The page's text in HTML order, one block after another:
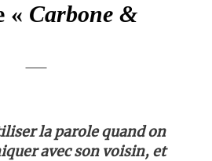
« Carbone &
la parole quand on
avec son voisin, et